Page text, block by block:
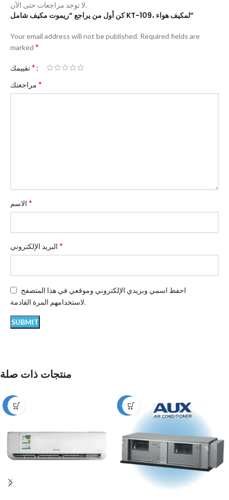
لا توجد مراجعات حتى الآن.
كن أول من يراجع “ريموت مكيف شامل KT-109، لمكيف هواء”
Your email address will not be published. Required fields are
marked *
*
*
*
*
احفظ اسمي وبريدي الإلكتروني وموقعي في هذا المتصفح
لاستخدامهم المرة القادمة.
منتجات ذات صلة
-12% -12%